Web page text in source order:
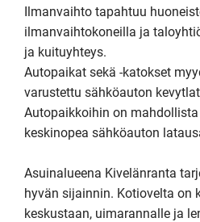
Ilmanvaihto tapahtuu
ilmanvaihtokoneilla ja
ja kuituyhteys.
Autopaikat sekä -katokset
varustettu sähköauton
Autopaikkoihin on
keskinopea sähköauton
Asuinalueena Kivelänranta
hyvän sijainnin. Kotiovelta on
keskustaan, uimarannalle ja